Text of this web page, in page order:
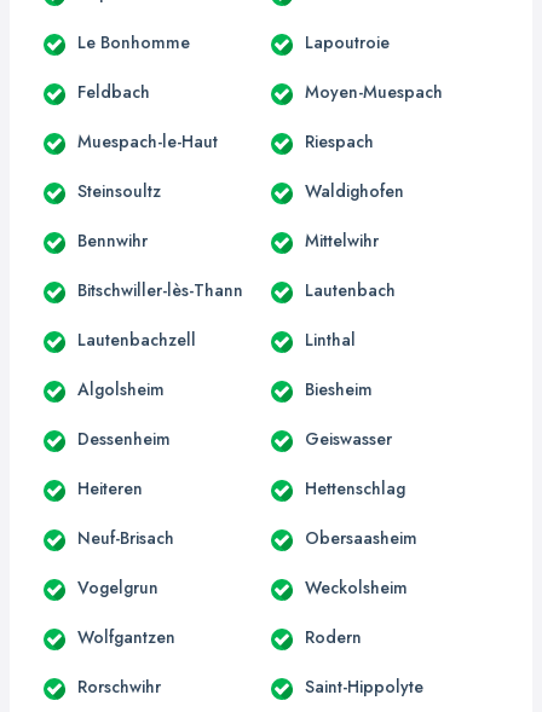
Le Bonhomme Lapoutroie
Feldbach Moyen-Muespach
Muespach-le-Haut Riespach
Steinsoultz Waldighofen
Bennwihr Mittelwihr
Bitschwiller-lès-Thann Lautenbach
Lautenbachzell Linthal
Algolsheim Biesheim
Dessenheim Geiswasser
Heiteren Hettenschlag
Neuf-Brisach Obersaasheim
Vogelgrun Weckolsheim
Wolfgantzen Rodern
Rorschwihr Saint-Hippolyte